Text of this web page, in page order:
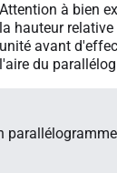
Attention à bien
la hauteur
unité avant
l'aire du
parallélogramme